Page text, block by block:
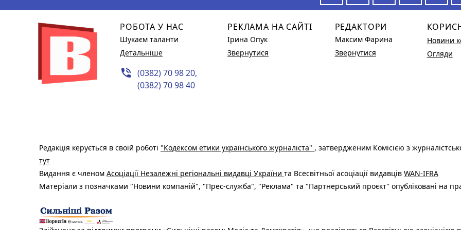
РОБОТА У НАС
Шукаєм таланти
Детальніше
phone_in_talk (0382) 70 98 20,
(0382) 70 98 40
РЕКЛАМА НА САЙТІ
Ірина Опук
Звернутися
РЕДАКТОРИ
Максим Фарина
Звернутися
Новини
Огляди
Редакція керується в своїй роботі "Кодексом етики українського журналіста" , затвердженим Комісією з
тут
Видання є членом Асоціації Незалежні регіональні видавці України та Всесвітньої асоціації видавців WAN-IFRA
Матеріали з позначками "Новини компаній", "Прес-служба", "Реклама" та "Партнерський проєкт" опубліковані на